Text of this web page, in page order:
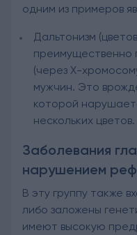
одним из примеров
Дальтонизм
преимущественно
(через Х-
мужчин. Это
которой
нескольких цветов.
Заболевания
нарушением
В эту группу также
либо заложены
имеют высокую